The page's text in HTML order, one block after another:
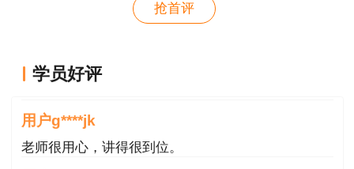
（4）搬运时应谨慎小心，轻搬轻放，不得冲
料的容器上踩踏；
破器材，且不得与其货物混装。雷管等起爆器材与
炸药不允许同时在同一车箱或同一地点装卸；
抢首评
学员好评
用户cd****18
用户g****jk
老师很用心，讲得很到位。